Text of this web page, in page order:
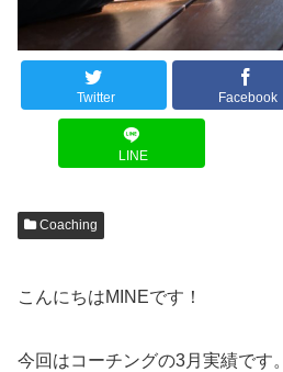
Twitter Facebook
LINE
Coaching
こんにちはMINEです！
今回はコーチングの3月実績です。